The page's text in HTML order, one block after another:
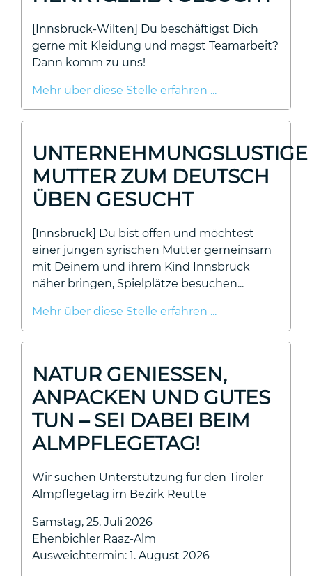
[Innsbruck-Wilten] Du beschäftigst Dich
gerne mit Kleidung und magst Teamarbeit?
Dann komm zu uns!
Mehr über diese Stelle erfahren ...
UNTERNEHMUNGSLUSTIGE
MUTTER ZUM DEUTSCH
ÜBEN GESUCHT
[Innsbruck] Du bist offen und möchtest
einer jungen syrischen Mutter gemeinsam
mit Deinem und ihrem Kind Innsbruck
näher bringen, Spielplätze besuchen...
Mehr über diese Stelle erfahren ...
NATUR GENIESSEN, A
NPACKEN UND GUTES T
UN – SEI DABEI BEIM A
LMPFLEGETAG!
Wir suchen Unterstützung für den Tiroler
Almpflegetag im Bezirk Reutte
Samstag, 25. Juli 2026
Ehenbichler Raaz-Alm
Ausweichtermin: 1. August 2026